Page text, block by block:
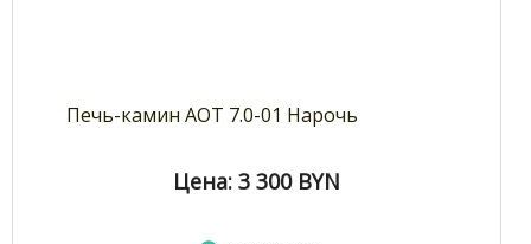
Печь-камин АОТ 7.0-01 Нарочь
Цена: 3 300 BYN